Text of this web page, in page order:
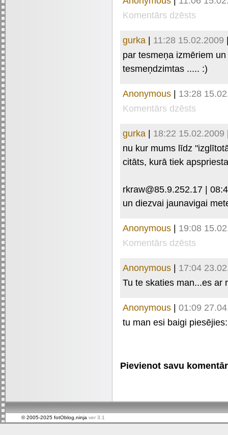
Komentārs dzēsts
gurka | 11:28 15.02.2009
par tesmeņa izmēriem
tesmeņdzimtas ..... :)
Anonymous | 13:28
Komentārs dzēsts
gurka | 18:22 15.02.2009
nu kur mums līdz
citāts, kurā tiek
rkraw@85.9.252.17 |
un diezvai jaunavigai
Anonymous | 19:08
Komentārs dzēsts
Anonymous | 17:04
Tu te skaties man...es ar
Anonymous | 01:09
tu man esi baigi
Pievienot savu
© 2005-2025 fotOblog.ninja ver 3.1